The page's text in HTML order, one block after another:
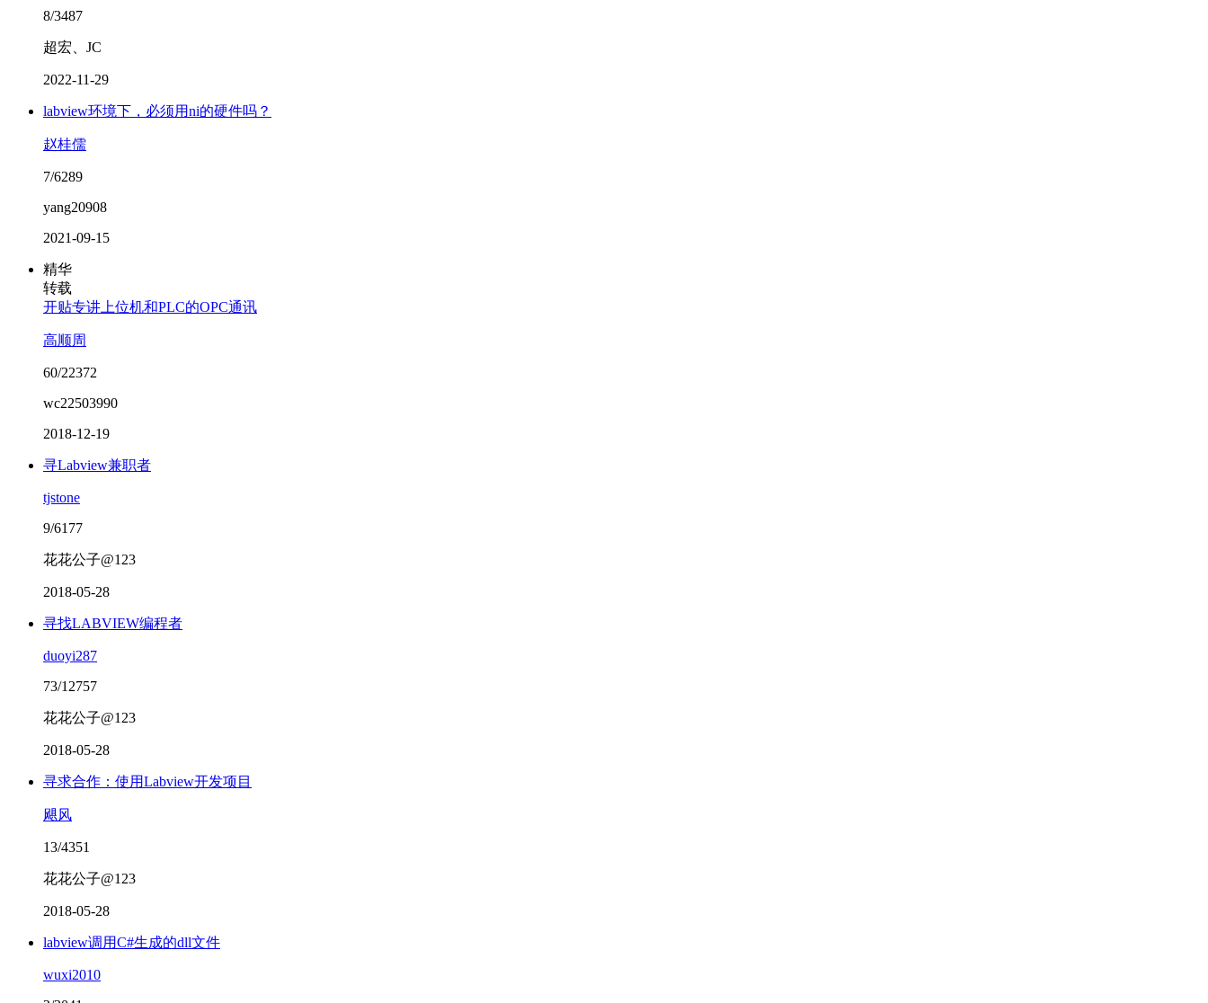
8/3487
超宏、JC
2022-11-29
labview环境下，必须用ni的硬件吗？
赵桂儒
7/6289
yang20908
2021-09-15
精华
转载
开贴专讲上位机和PLC的OPC通讯
高顺周
60/22372
wc22503990
2018-12-19
寻Labview兼职者
tjstone
9/6177
花花公子@123
2018-05-28
寻找LABVIEW编程者
duoyi287
73/12757
花花公子@123
2018-05-28
寻求合作：使用Labview开发项目
飓风
13/4351
花花公子@123
2018-05-28
labview调用C#生成的dll文件
wuxi2010